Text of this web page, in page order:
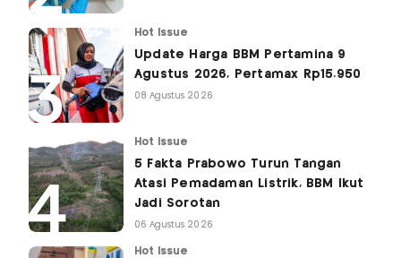
Hot Issue
Update Harga BBM Pertamina 9
Agustus 2026, Pertamax Rp15.950
08 Agustus 2026
Hot Issue
5 Fakta Prabowo Turun Tangan
Atasi Pemadaman Listrik, BBM Ikut
Jadi Sorotan
06 Agustus 2026
Hot Issue